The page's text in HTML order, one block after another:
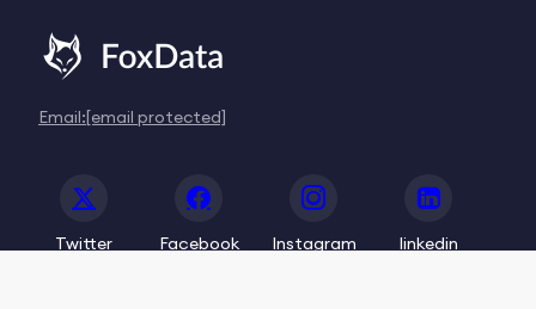
Email:[email protected]
Twitter Facebook Instagram linkedin